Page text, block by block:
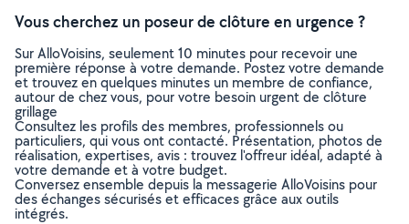
Vous cherchez un poseur de clôture en urgence ?
Sur AlloVoisins, seulement 10 minutes pour recevoir une
première réponse à votre demande. Postez votre demande
et trouvez en quelques minutes un membre de confiance,
autour de chez vous, pour votre besoin urgent de clôture
grillage
Consultez les profils des membres, professionnels ou
particuliers, qui vous ont contacté. Présentation, photos de
réalisation, expertises, avis : trouvez l'offreur idéal, adapté à
votre demande et à votre budget.
Conversez ensemble depuis la messagerie AlloVoisins pour
des échanges sécurisés et efficaces grâce aux outils
intégrés.